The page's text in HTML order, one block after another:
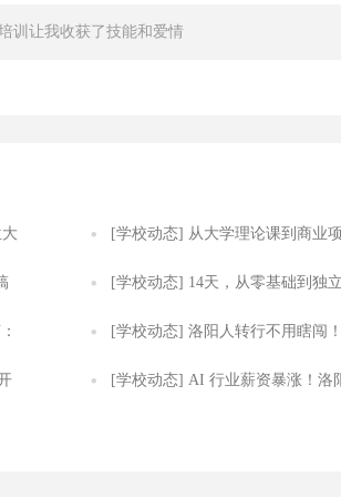
训让我收获了技能和爱情
[学校动态] 从大学理论课到商业
应用开发课让你成为企业真正需
师
[学校动态] 14天，从零基础到独
全域直播带货实战课
[学校动态] 洛阳人转行不用瞎闯
术路线，毕业直接推荐工作
[学校动态] AI 行业薪资暴涨！洛